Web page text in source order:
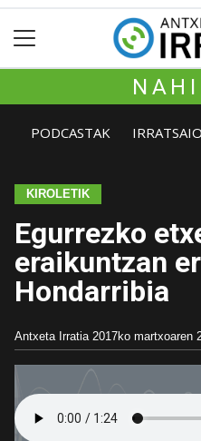
PODCASTAK
KIROLETIK
Egurrezko
eraikuntzan
Hondarribia
Antxeta Irratia 2017ko martxoaren